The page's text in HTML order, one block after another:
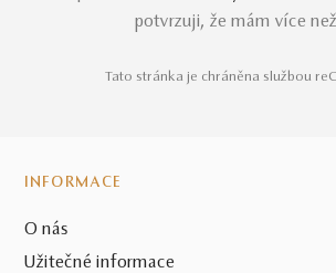
potvrzuji, že mám více
Tato stránka je chráněna službou
INFORMACE
O nás
Užitečné informace